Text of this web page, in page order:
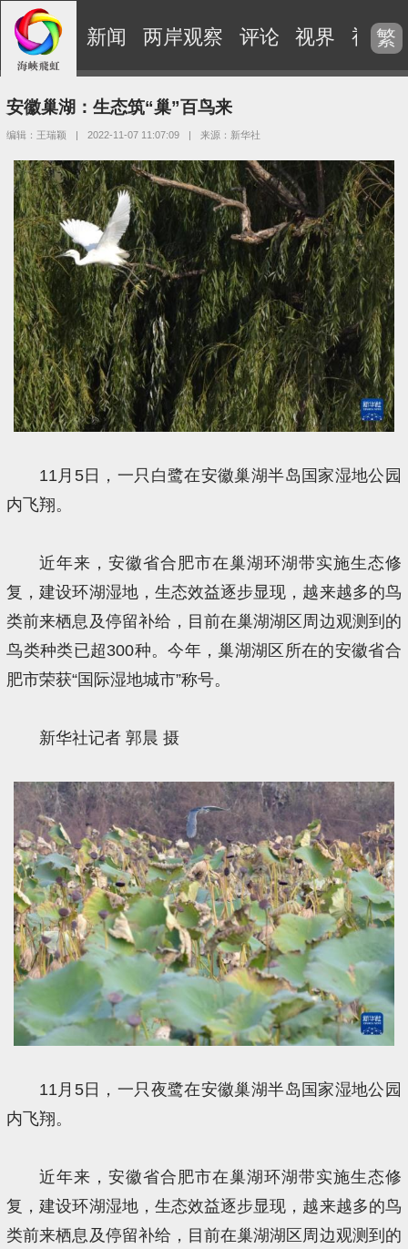
新闻 两岸观察 评论 视界 视频
繁
安徽巢湖：生态筑“巢”百鸟来
编辑：王瑞颖 | 2022-11-07 11:07:09 | 来源：新华社
11月5日，一只白鹭在安徽巢湖半岛国家湿地公园
内飞翔。
近年来，安徽省合肥市在巢湖环湖带实施生态修
复，建设环湖湿地，生态效益逐步显现，越来越多的鸟
类前来栖息及停留补给，目前在巢湖湖区周边观测到的
鸟类种类已超300种。今年，巢湖湖区所在的安徽省合
肥市荣获“国际湿地城市”称号。
新华社记者 郭晨 摄
11月5日，一只夜鹭在安徽巢湖半岛国家湿地公园
内飞翔。
近年来，安徽省合肥市在巢湖环湖带实施生态修
复，建设环湖湿地，生态效益逐步显现，越来越多的鸟
类前来栖息及停留补给，目前在巢湖湖区周边观测到的